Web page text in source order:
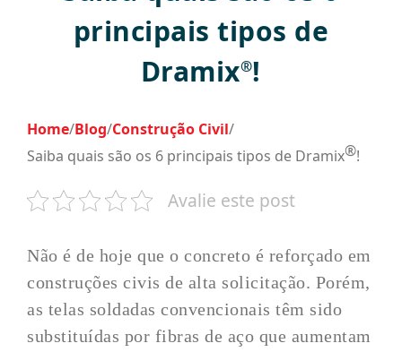
principais tipos de
Dramix®!
Home/Blog/Construção Civil/
Saiba quais são os 6 principais tipos de Dramix®!
Avalie este post
Não é de hoje que o concreto é reforçado em
construções civis de alta solicitação. Porém,
as telas soldadas convencionais têm sido
substituídas por fibras de aço que aumentam